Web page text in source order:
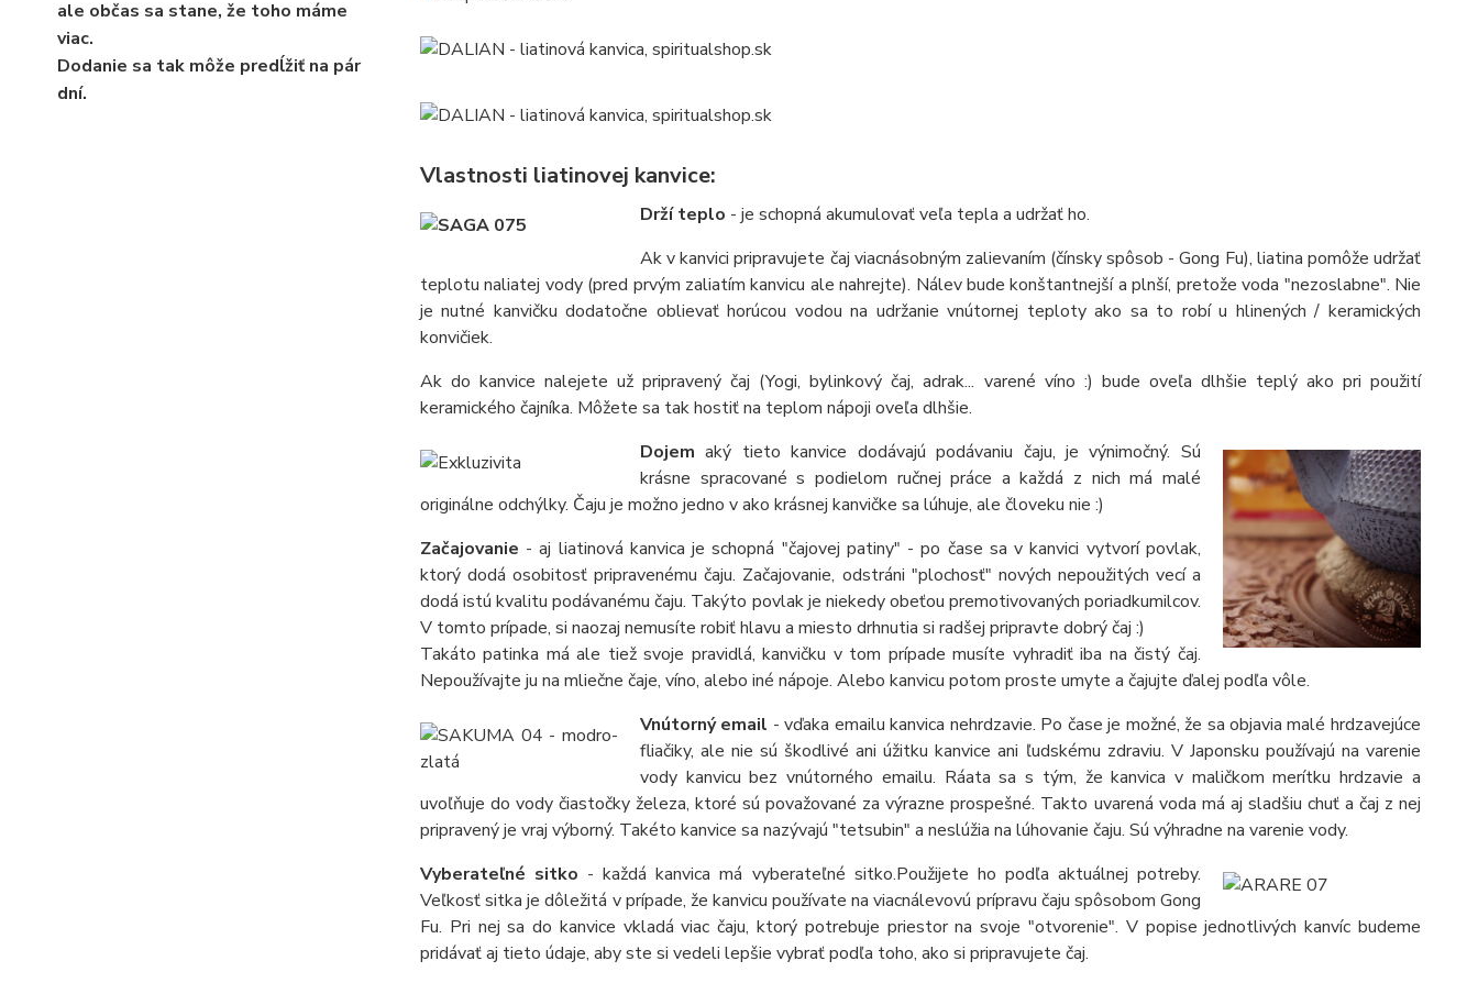
ale občas sa stane, že toho máme
viac.
Dodanie sa tak môže predĺžiť na pár
dní.
Vlastnosti liatinovej kanvice:
Drží teplo - je schopná akumulovať veľa tepla a udržať ho.
Ak v kanvici pripravujete čaj viacnásobným zalievaním (čínsky spôsob - Gong Fu), liatina pomôže udržať
teplotu naliatej vody (pred prvým zaliatím kanvicu ale nahrejte). Nálev bude konštantnejší a plnší, pretože voda "nezoslabne". Nie
je nutné kanvičku dodatočne oblievať horúcou vodou na udržanie vnútornej teploty ako sa to robí u hlinených / keramických
konvičiek.
Ak do kanvice nalejete už pripravený čaj (Yogi, bylinkový čaj, adrak... varené víno :) bude oveľa dlhšie teplý ako pri použití
keramického čajníka. Môžete sa tak hostiť na teplom nápoji oveľa dlhšie.
Dojem aký tieto kanvice dodávajú podávaniu čaju, je výnimočný. Sú
krásne spracované s podielom ručnej práce a každá z nich má malé
originálne odchýlky. Čaju je možno jedno v ako krásnej kanvičke sa lúhuje, ale človeku nie :)
Začajovanie - aj liatinová kanvica je schopná "čajovej patiny" - po čase sa v kanvici vytvorí povlak,
ktorý dodá osobitosť pripravenému čaju. Začajovanie, odstráni "plochosť" nových nepoužitých vecí a
dodá istú kvalitu podávanému čaju. Takýto povlak je niekedy obeťou premotivovaných poriadkumilcov.
V tomto prípade, si naozaj nemusíte robiť hlavu a miesto drhnutia si radšej pripravte dobrý čaj :)
Takáto patinka má ale tiež svoje pravidlá, kanvičku v tom prípade musíte vyhradiť iba na čistý čaj.
Nepoužívajte ju na mliečne čaje, víno, alebo iné nápoje. Alebo kanvicu potom proste umyte a čajujte ďalej podľa vôle.
Vnútorný email - vďaka emailu kanvica nehrdzavie. Po čase je možné, že sa objavia malé hrdzavejúce
fliačiky, ale nie sú škodlivé ani úžitku kanvice ani ľudskému zdraviu. V Japonsku používajú na varenie
vody kanvicu bez vnútorného emailu. Ráata sa s tým, že kanvica v maličkom merítku hrdzavie a
uvoľňuje do vody čiastočky železa, ktoré sú považované za výrazne prospešné. Takto uvarená voda má aj sladšiu chuť a čaj z nej
pripravený je vraj výborný. Takéto kanvice sa nazývajú "tetsubin" a neslúžia na lúhovanie čaju. Sú výhradne na varenie vody.
Vyberateľné sitko - každá kanvica má vyberateľné sitko.Použijete ho podľa aktuálnej potreby.
Veľkosť sitka je dôležitá v prípade, že kanvicu používate na viacnálevovú prípravu čaju spôsobom Gong
Fu. Pri nej sa do kanvice vkladá viac čaju, ktorý potrebuje priestor na svoje "otvorenie". V popise jednotlivých kanvíc budeme
pridávať aj tieto údaje, aby ste si vedeli lepšie vybrať podľa toho, ako si pripravujete čaj.